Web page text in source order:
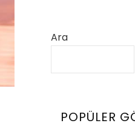
Ara
POPÜLER